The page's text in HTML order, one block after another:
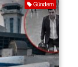
Gündəm